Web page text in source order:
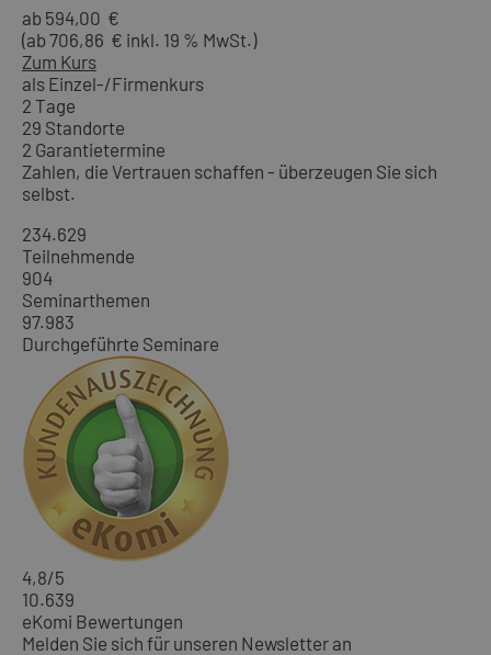
ab 594,00 €
(ab 706,86 € inkl. 19 % MwSt.)
Zum Kurs
als Einzel-/Firmenkurs
2 Tage
29 Standorte
2 Garantietermine
Zahlen, die Vertrauen schaffen - überzeugen Sie sich
selbst.
234.629
Teilnehmende
904
Seminarthemen
97.983
Durchgeführte Seminare
4,8/5
10.639
eKomi Bewertungen
Melden Sie sich für unseren Newsletter an